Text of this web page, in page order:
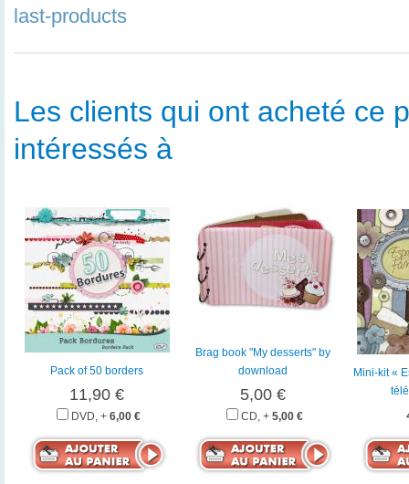
last-products
Les clients qui ont acheté ce
intéressés à
Pack of 50 borders
11,90 €
DVD, + 6,00 €
Brag book "My desserts" by
download
5,00 €
CD, + 5,00 €
Mini-kit «